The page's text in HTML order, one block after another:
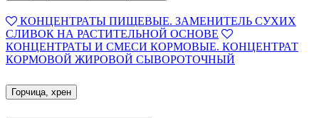
КОНЦЕНТРАТЫ ПИЩЕВЫЕ. ЗАМЕНИТЕЛЬ СУХИХ
СЛИВОК НА РАСТИТЕЛЬНОЙ ОСНОВЕ
КОНЦЕНТРАТЫ И СМЕСИ КОРМОВЫЕ. КОНЦЕНТРАТ
КОРМОВОЙ ЖИРОВОЙ СЫВОРОТОЧНЫЙ
Горчица, хрен